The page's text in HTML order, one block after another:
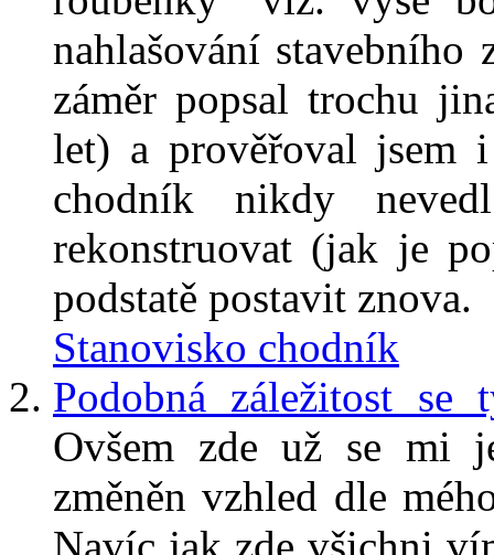
nahlašování stavebního
záměr popsal trochu
let) a prověřoval jsem
chodník nikdy
rekonstruovat (jak je
podstatě postavit znova.
Stanovisko chodník
Podobná záležitost se
Ovšem zde už se mi
změněn vzhled dle
Navíc jak zde všichni